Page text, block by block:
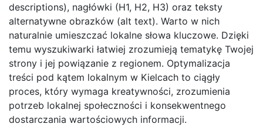
descriptions), nagłówki (H1, H2, H3) oraz teksty
alternatywne obrazków (alt text). Warto w nich
naturalnie umieszczać lokalne słowa kluczowe. Dzięki
temu wyszukiwarki łatwiej zrozumieją tematykę Twojej
strony i jej powiązanie z regionem. Optymalizacja
treści pod kątem lokalnym w Kielcach to ciągły
proces, który wymaga kreatywności, zrozumienia
potrzeb lokalnej społeczności i konsekwentnego
dostarczania wartościowych informacji.